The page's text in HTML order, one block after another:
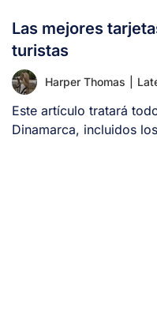
Las mejores
turistas
Harper Thomas
Este artículo tratará
Dinamarca, incluidos